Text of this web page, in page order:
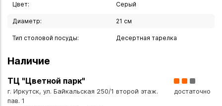
Цвет: Серый
Диаметр: 21 см
Тип столовой посуды: Десертная тарелка
Наличие
ТЦ "Цветной парк"
г. Иркутск, ул. Байкальская 250/1 второй этаж.
пав. 1
достаточно